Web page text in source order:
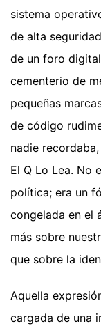
sistema
de alta
de un foro
cementerio de
pequeñas
de código
nadie
El Q Lo Lea. No
política; era un
congelada en el
más sobre
que sobre la
Aquella
cargada de una